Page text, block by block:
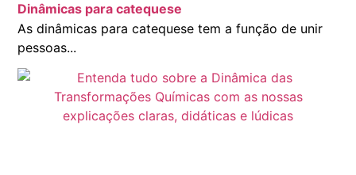
Dinâmicas para catequese
As dinâmicas para catequese tem a função de unir
pessoas...